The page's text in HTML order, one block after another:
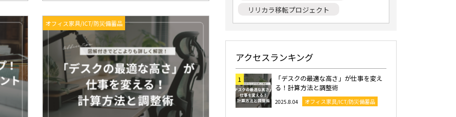
オフィス家具/ICT/防災備蓄品
リリカラ移転プロジェクト
アクセスランキング
1
「デスクの最適な高さ」が仕事を変え
る！計算方法と調整術
2025.8.04 オフィス家具/ICT/防災備蓄品